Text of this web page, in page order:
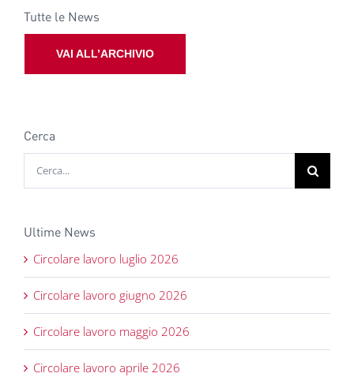
Tutte le News
VAI ALL’ARCHIVIO
Cerca
Ultime News
Circolare lavoro luglio 2026
Circolare lavoro giugno 2026
Circolare lavoro maggio 2026
Circolare lavoro aprile 2026